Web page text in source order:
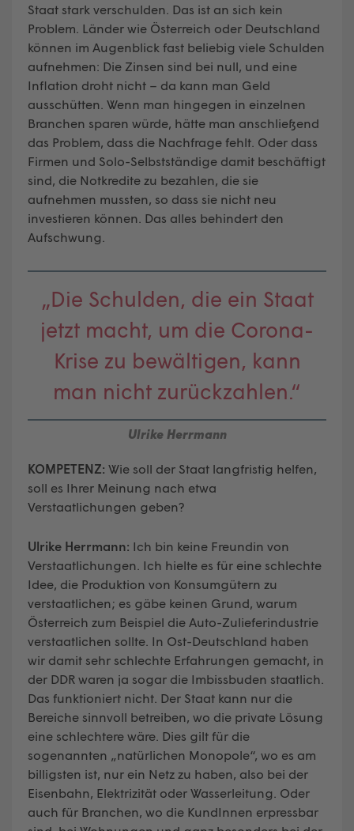
Staat stark verschulden. Das ist an sich kein
Problem. Länder wie Österreich oder Deutschland
können im Augenblick fast beliebig viele Schulden
aufnehmen: Die Zinsen sind bei null, und eine
Inflation droht nicht – da kann man Geld
ausschütten. Wenn man hingegen in einzelnen
Branchen sparen würde, hätte man anschließend
das Problem, dass die Nachfrage fehlt. Oder dass
Firmen und Solo-Selbstständige damit beschäftigt
sind, die Notkredite zu bezahlen, die sie
aufnehmen mussten, so dass sie nicht neu
investieren können. Das alles behindert den
Aufschwung.
„Die Schulden, die ein Staat
jetzt macht, um die Corona-
Krise zu bewältigen, kann
man nicht zurückzahlen.“
Ulrike Herrmann
KOMPETENZ: Wie soll der Staat langfristig helfen,
soll es Ihrer Meinung nach etwa
Verstaatlichungen geben?
Ulrike Herrmann: Ich bin keine Freundin von
Verstaatlichungen. Ich hielte es für eine schlechte
Idee, die Produktion von Konsumgütern zu
verstaatlichen; es gäbe keinen Grund, warum
Österreich zum Beispiel die Auto-Zulieferindustrie
verstaatlichen sollte. In Ost-Deutschland haben
wir damit sehr schlechte Erfahrungen gemacht, in
der DDR waren ja sogar die Imbissbuden staatlich.
Das funktioniert nicht. Der Staat kann nur die
Bereiche sinnvoll betreiben, wo die private Lösung
eine schlechtere wäre. Dies gilt für die
sogenannten „natürlichen Monopole“, wo es am
billigsten ist, nur ein Netz zu haben, also bei der
Eisenbahn, Elektrizität oder Wasserleitung. Oder
auch für Branchen, wo die KundInnen erpressbar